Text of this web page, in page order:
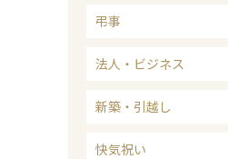
弔事
法人・ビジネス
新築・引越し
快気祝い